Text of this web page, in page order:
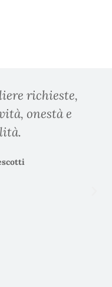
richieste,
onestà e